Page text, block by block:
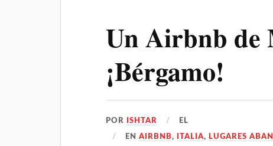
Un Airbnb de
¡Bérgamo!
POR ISHTAR EL
ENAIRBNB, ITALIA, LUGARES